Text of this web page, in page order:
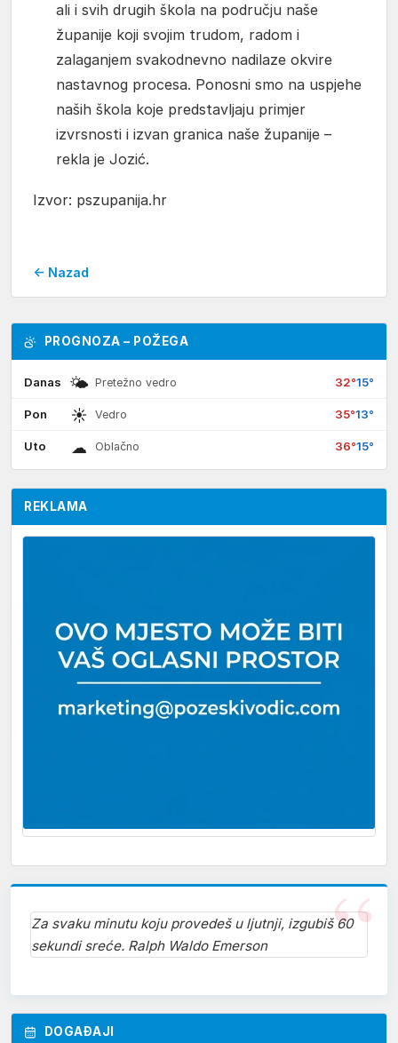
ali i svih drugih škola na području naše
županije koji svojim trudom, radom i
zalaganjem svakodnevno nadilaze okvire
nastavnog procesa. Ponosni smo na uspjehe
naših škola koje predstavljaju primjer
izvrsnosti i izvan granica naše županije –
rekla je Jozić.
Izvor: pszupanija.hr
← Nazad
PROGNOZA – POŽEGA
Danas 🌤 Pretežno vedro 32°15°
Pon ☀ Vedro 35°13°
Uto ☁ Oblačno 36°15°
REKLAMA
Za svaku minutu koju provedeš u ljutnji, izgubiš 60
sekundi sreće. Ralph Waldo Emerson
DOGAĐAJI